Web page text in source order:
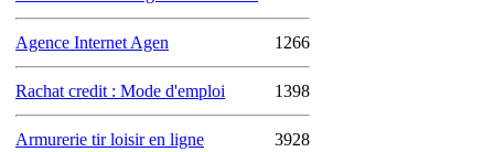
Agence Internet Agen 1266
Rachat credit : Mode d'emploi 1398
Armurerie tir loisir en ligne 3928